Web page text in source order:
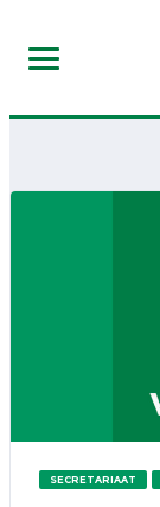
SECRETARIAAT